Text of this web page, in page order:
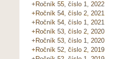
+Ročník 55, číslo 1, 2022
+Ročník 54, číslo 2, 2021
+Ročník 54, číslo 1, 2021
+Ročník 53, číslo 2, 2020
+Ročník 53, číslo 1, 2020
+Ročník 52, číslo 2, 2019